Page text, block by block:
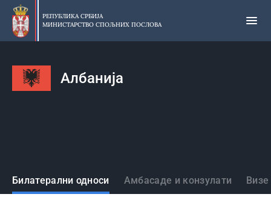
Прескочи
главни
део
РЕПУБЛИКА СРБИЈА
МИНИСТАРСТВО СПОЉНИХ ПОСЛОВА
Албанија
Државе
Билатерални односи Амбасаде и конзулати